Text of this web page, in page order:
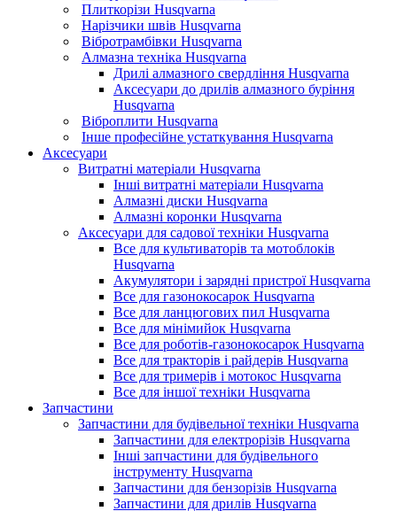
Плиткорізи Husqvarna
Нарізчики швів Husqvarna
Вібротрамбівки Husqvarna
Алмазна техніка Husqvarna
Дрилі алмазного свердління Husqvarna
Аксесуари до дрилів алмазного буріння
Husqvarna
Віброплити Husqvarna
Інше професійне устаткування Husqvarna
Аксесуари
Витратні матеріали Husqvarna
Інші витратні матеріали Husqvarna
Алмазні диски Husqvarna
Алмазні коронки Husqvarna
Аксесуари для садової техніки Husqvarna
Все для культиваторів та мотоблоків
Husqvarna
Акумулятори і зарядні пристрої Husqvarna
Все для газонокосарок Husqvarna
Все для ланцюгових пил Husqvarna
Все для мінімийок Husqvarna
Все для роботів-газонокосарок Husqvarna
Все для тракторів і райдерів Husqvarna
Все для тримерів і мотокос Husqvarna
Все для іншої техніки Husqvarna
Запчастини
Запчастини для будівельної техніки Husqvarna
Запчастини для електрорізів Husqvarna
Інші запчастини для будівельного
інструменту Husqvarna
Запчастини для бензорізів Husqvarna
Запчастини для дрилів Husqvarna